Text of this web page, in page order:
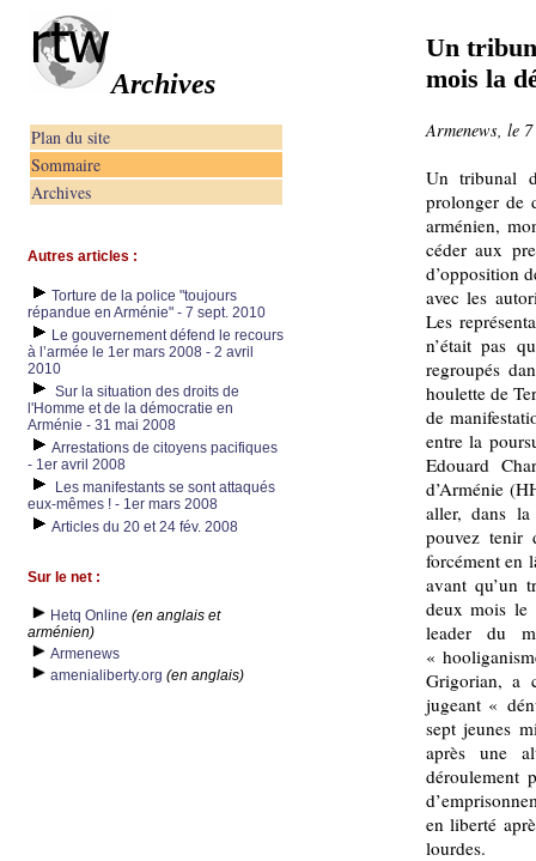
Archives
Plan du site
Sommaire
Archives
Autres articles :
Torture de la police "toujours
répandue en Arménie" - 7 sept. 2010
Le gouvernement défend le recours
à l’armée le 1er mars 2008 - 2 avril
2010
Sur la situation des droits de
l'Homme et de la démocratie en
Arménie - 31 mai 2008
Arrestations de citoyens pacifiques
- 1er avril 2008
Les manifestants se sont attaqués
eux-mêmes ! - 1er mars 2008
Articles du 20 et 24 fév. 2008
Sur le net :
Hetq Online (en anglais et
arménien)
Armenews
amenialiberty.org (en anglais)
Un
mois la
Armenews, le
Un tribunal
prolonger de
arménien,
céder aux
d’opposition
avec les
Les
n’était pas
regroupés
houlette de
de
entre la
Edouard
d’Arménie
aller, dans
pouvez tenir
forcément en
avant qu’un
deux mois le
leader du
«
Grigorian, a
jugeant «
sept jeunes
après une
déroulement
en liberté
lourdes.